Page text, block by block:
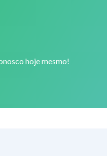
hoje mesmo!